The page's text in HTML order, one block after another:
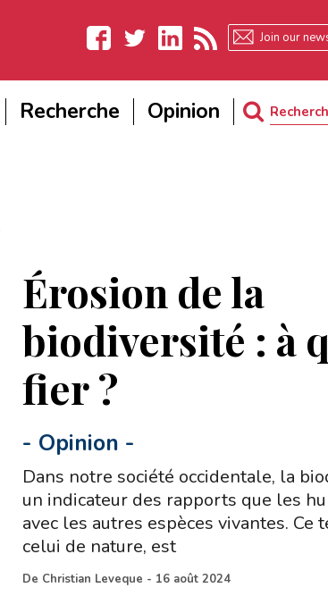
Twitter
Recherche Opinion
Search
Érosion de la
biodiversité : à
fier ?
- Opinion -
Dans notre société occidentale, la
un indicateur des rapports que les
avec les autres espèces vivantes. Ce
celui de nature, est
De Christian Leveque - 16 août 2024